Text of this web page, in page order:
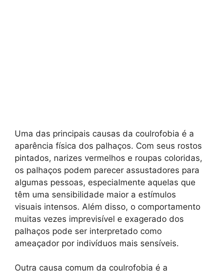
Uma das principais causas da coulrofobia é a
aparência física dos palhaços. Com seus rostos
pintados, narizes vermelhos e roupas coloridas,
os palhaços podem parecer assustadores para
algumas pessoas, especialmente aquelas que
têm uma sensibilidade maior a estímulos
visuais intensos. Além disso, o comportamento
muitas vezes imprevisível e exagerado dos
palhaços pode ser interpretado como
ameaçador por indivíduos mais sensíveis.
Outra causa comum da coulrofobia é a